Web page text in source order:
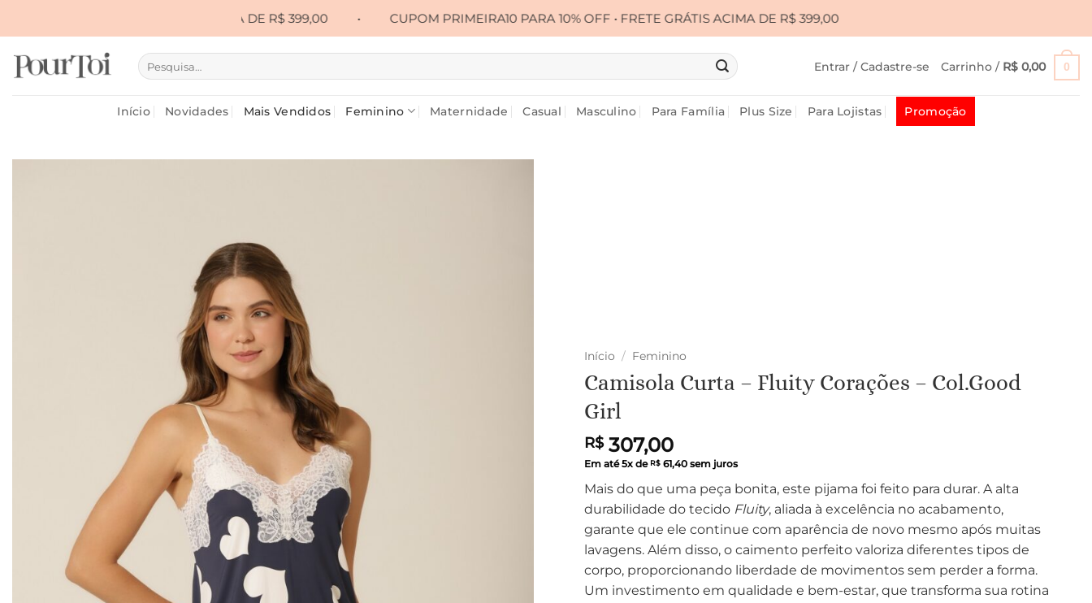
• CUPOM PRIMEIRA10 PARA 10% OFF • FRETE GRÁTIS ACIMA DE R$ 399,00 • CUPOM PRIMEIRA10 PARA 10% OFF • FRETE
Pesquisar
por:
Entrar / Cadastre-se Carrinho / R$ 0,00 0
Início Novidades Mais Vendidos Feminino Maternidade Casual Masculino Para Família Plus Size Para Lojistas Promoção
Início / Feminino
Camisola Curta – Fluity Corações – Col.Good
Girl
R$307,00
Em até5x de R$ 61,40 sem juros
Mais do que uma peça bonita, este pijama foi feito para durar. A alta
durabilidade do tecido Fluity, aliada à excelência no acabamento,
garante que ele continue com aparência de novo mesmo após muitas
lavagens. Além disso, o caimento perfeito valoriza diferentes tipos de
corpo, proporcionando liberdade de movimentos sem perder a forma.
Um investimento em qualidade e bem-estar, que transforma sua rotina